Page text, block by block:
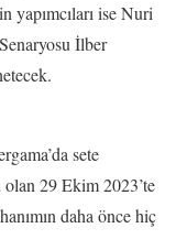
yapımcıları ise Nuri
İlber
sete
29 Ekim 2023’te
daha önce hiç